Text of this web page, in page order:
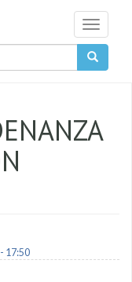
Toggle
17:50